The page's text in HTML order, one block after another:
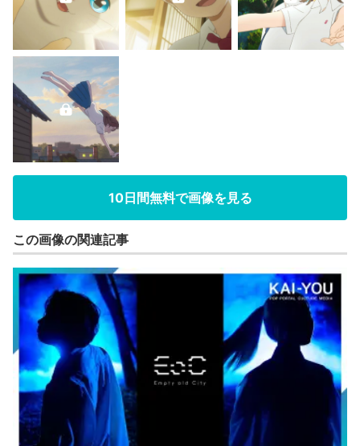
10日間無料で画像を見る
この画像の関連記事